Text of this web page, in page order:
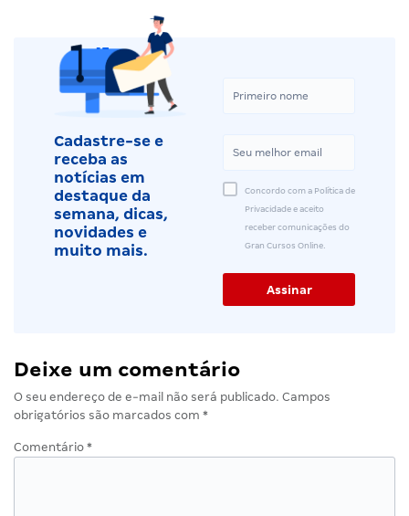
Cadastre-se e
receba as
notícias em
destaque da
semana, dicas,
novidades e
muito mais.
Concordo com a Política de
Privacidade e aceito
receber comunicações do
Gran Cursos Online.
Deixe um comentário
O seu endereço de e-mail não será publicado. Campos
obrigatórios são marcados com *
Comentário *